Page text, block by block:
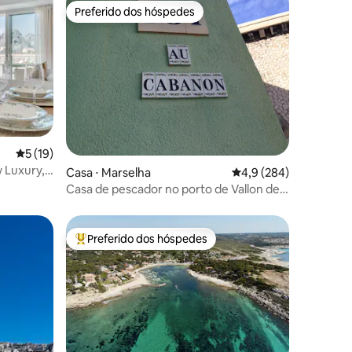
5 de uma avaliação média de 5, 19 avaliações
5 (19)
Luxury,
Preferido dos hóspedes
Preferido dos hóspedes
Casa ⋅ Marselha 4,9 de uma avaliação
4,9 (284)
Casa de pescador no porto de Vallon des
Entre os melhores preferidos dos hóspedes
Preferido dos hóspedes